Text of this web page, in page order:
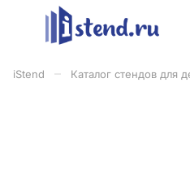
iStend Каталог стендов для